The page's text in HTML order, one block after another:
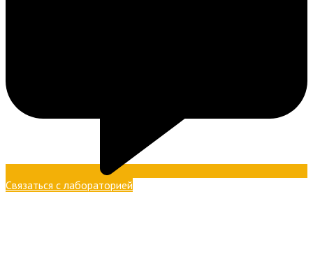
Связаться с лабораторией